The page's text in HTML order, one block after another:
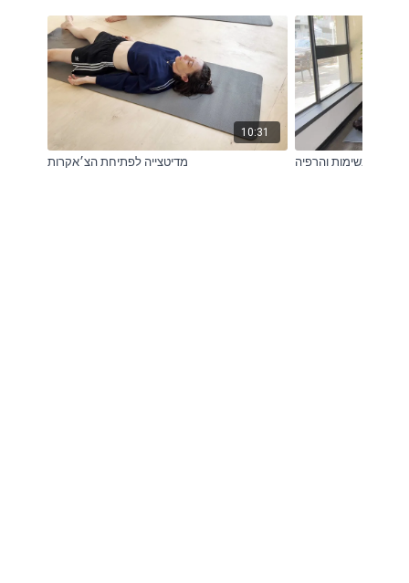
10:31
מדיטצייה לפתיחת הצ׳אקרות נשימות והרפיה